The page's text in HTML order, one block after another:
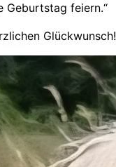
Geburtstag feiern.“
Glückwunsch!